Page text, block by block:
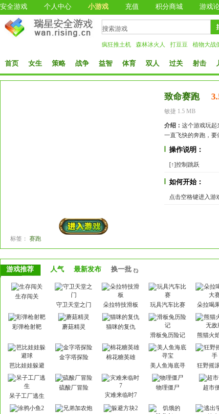
安全游戏 个人中心 小游戏 充值 积分商城 游戏
疯狂推土机 森林冰火人 打豆豆 植物大战
首页 女生 策略 战争 益智 体育 双人 过关 射击
致命赛跑
敏捷 1.5 MB
介绍： 这个游戏玩起
一直飞快的奔跑，
操作说明：
[↑]控制跳跃
如何开始：
点击空格键进入游
标签： 赛跑
游戏推荐 人气 最新发布 换一批
生存闯关
守卫天堂之门
朵拉特技滑板 玩具汽车比赛
朵拉喝
彩弹枪射靶 蘑菇精灵
猫咪的复仇
滑板兔历险记
熊猫火
芭比娃娃躲避
金字塔探险
棉花糖英雄
美人鱼海底寻
狂野摇
呆子工厂逃生
硫酸厂冒险
灾难来临时7
物理僵尸 超市